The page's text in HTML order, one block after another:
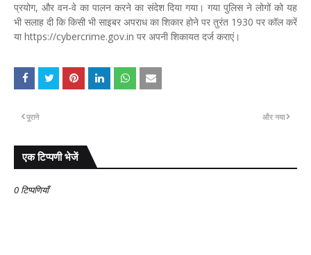
प्रयोग, और वन-वे का पालन करने का संदेश दिया गया। गया पुलिस ने लोगों को यह
भी सलाह दी कि किसी भी साइबर अपराध का शिकार होने पर तुरंत 1930 पर कॉल करें
या https://cybercrime.gov.in पर अपनी शिकायत दर्ज कराएं।
और नया
पुराने
एक टिप्पणी भेजें
0 टिप्पणियाँ